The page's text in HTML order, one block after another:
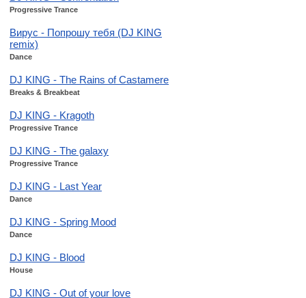
Progressive Trance
Вирус - Попрошу тебя (DJ KING
remix)
Dance
DJ KING - The Rains of Castamere
Breaks & Breakbeat
DJ KING - Kragoth
Progressive Trance
DJ KING - The galaxy
Progressive Trance
DJ KING - Last Year
Dance
DJ KING - Spring Mood
Dance
DJ KING - Blood
House
DJ KING - Out of your love